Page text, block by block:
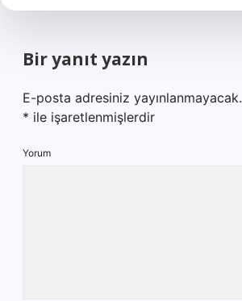
Bir yanıt yazın
E-posta adresiniz yayınlanmayacak.
* ile işaretlenmişlerdir
Yorum